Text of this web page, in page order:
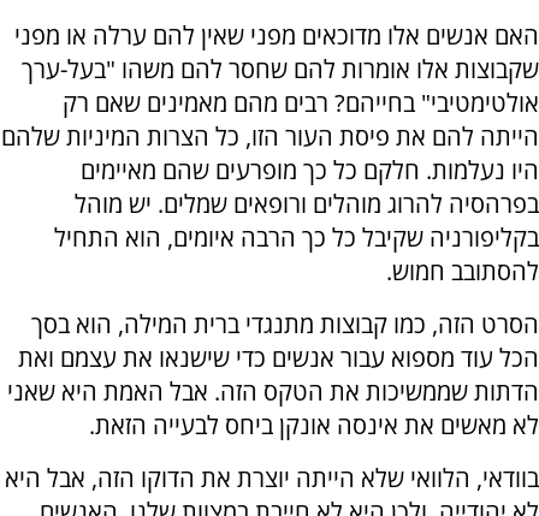
האם אנשים אלו מדוכאים מפני שאין להם ערלה או מפני
שקבוצות אלו אומרות להם שחסר להם משהו "בעל-ערך
אולטימטיבי" בחייהם? רבים מהם מאמינים שאם רק
הייתה להם את פיסת העור הזו, כל הצרות המיניות שלהם
היו נעלמות. חלקם כל כך מופרעים שהם מאיימים
בפרהסיה להרוג מוהלים ורופאים שמלים. יש מוהל
בקליפורניה שקיבל כל כך הרבה איומים, הוא התחיל
להסתובב חמוש.
הסרט הזה, כמו קבוצות מתנגדי ברית המילה, הוא בסך
הכל עוד מספוא עבור אנשים כדי שישנאו את עצמם ואת
הדתות שממשיכות את הטקס הזה. אבל האמת היא שאני
לא מאשים את אינסה אונקן ביחס לבעייה הזאת.
בוודאי, הלוואי שלא הייתה יוצרת את הדוקו הזה, אבל היא